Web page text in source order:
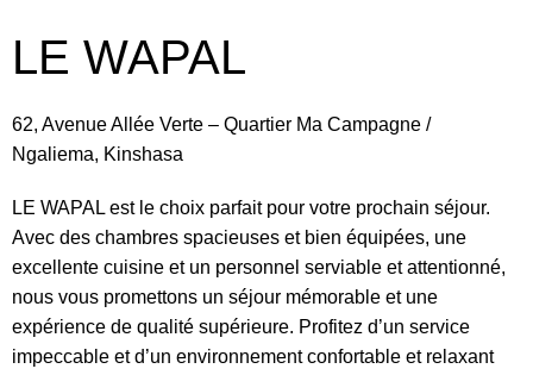
LE WAPAL
62, Avenue Allée Verte – Quartier Ma Campagne /
Ngaliema, Kinshasa
LE WAPAL est le choix parfait pour votre prochain séjour.
Avec des chambres spacieuses et bien équipées, une
excellente cuisine et un personnel serviable et attentionné,
nous vous promettons un séjour mémorable et une
expérience de qualité supérieure. Profitez d’un service
impeccable et d’un environnement confortable et relaxant